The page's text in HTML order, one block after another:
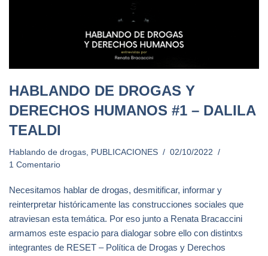
HABLANDO DE DROGAS Y
DERECHOS HUMANOS #1 – DALILA
TEALDI
Hablando de drogas PUBLICACIONES
02/10/2022
1 Comentario
Necesitamos hablar de drogas, desmitificar, informar y
reinterpretar históricamente las construcciones sociales que
atraviesan esta temática. Por eso junto a Renata Bracaccini
armamos este espacio para dialogar sobre ello con distintxs
integrantes de RESET – Política de Drogas y Derechos